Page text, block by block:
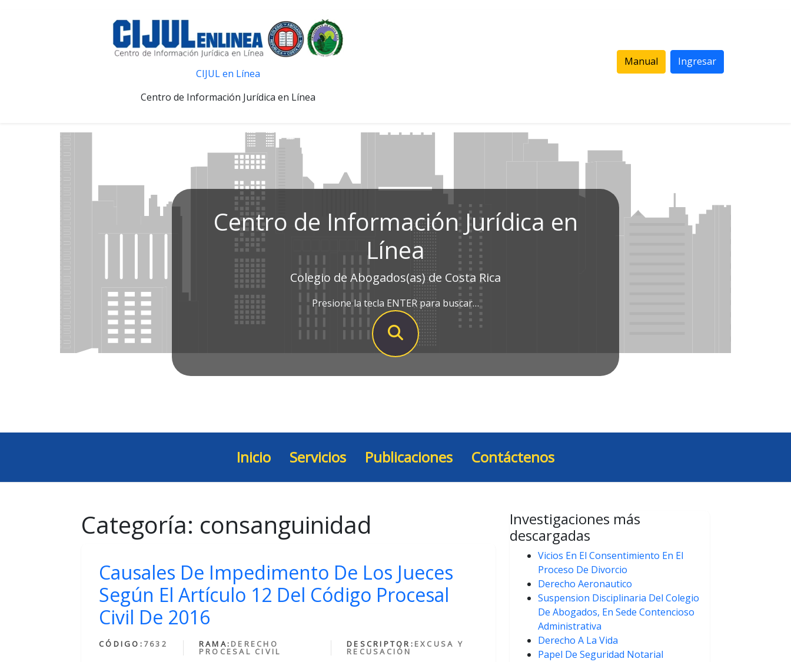
CIJUL en Línea
Centro de Información Jurídica en Línea
Manual Ingresar
Centro de Información Jurídica en
Línea
Colegio de Abogados(as) de Costa Rica
Presione la tecla ENTER para buscar…
Inicio Servicios Publicaciones Contáctenos
Categoría: consanguinidad
Causales De Impedimento De Los Jueces
Según El Artículo 12 Del Código Procesal
Civil De 2016
CÓDIGO: 7632 RAMA: DERECHO
PROCESAL CIVIL
DESCRIPTOR: EXCUSA Y
RECUSACIÓN
Investigaciones más
descargadas
Vicios En El Consentimiento En El
Proceso De Divorcio
Derecho Aeronautico
Suspension Disciplinaria Del Colegio
De Abogados, En Sede Contencioso
Administrativa
Derecho A La Vida
Papel De Seguridad Notarial